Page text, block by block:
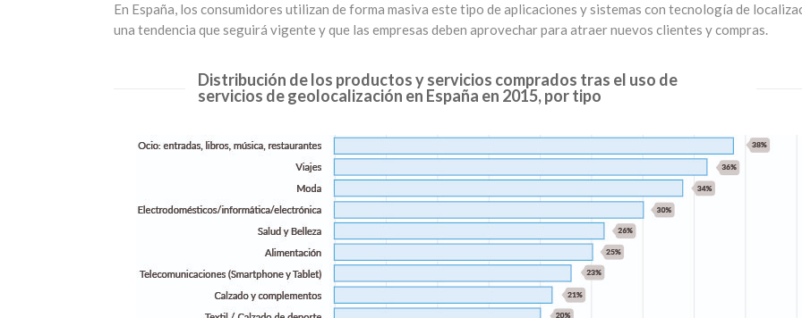
En España, los consumidores utilizan de forma masiva este tipo de aplicaciones y sistemas con tecnología de
una tendencia que seguirá vigente y que las empresas deben aprovechar para atraer nuevos clientes y compras.
Distribución de los productos y servicios comprados tras el uso de
servicios de geolocalización en España en 2015, por tipo